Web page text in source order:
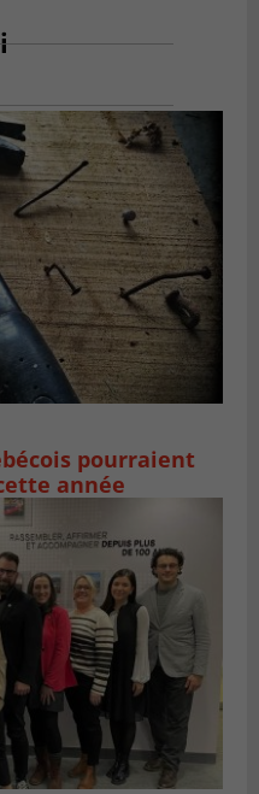
pourraient
année